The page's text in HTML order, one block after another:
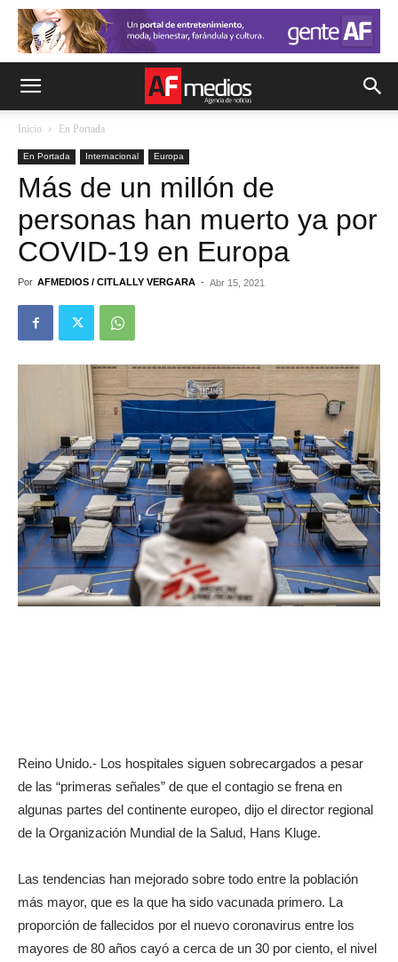
Inicio En Portada
En Portada Internacional Europa
Más de un millón de
personas han muerto ya por
COVID-19 en Europa
Por AFMEDIOS / CITLALLY VERGARA - Abr 15, 2021
Reino Unido.- Los hospitales siguen sobrecargados a pesar
de las “primeras señales” de que el contagio se frena en
algunas partes del continente europeo, dijo el director regional
de la Organización Mundial de la Salud, Hans Kluge.
Las tendencias han mejorado sobre todo entre la población
más mayor, que es la que ha sido vacunada primero. La
proporción de fallecidos por el nuevo coronavirus entre los
mayores de 80 años cayó a cerca de un 30 por ciento, el nivel